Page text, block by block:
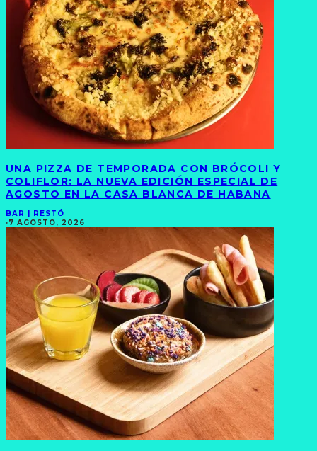
UNA PIZZA DE TEMPORADA CON BRÓCOLI Y
COLIFLOR: LA NUEVA EDICIÓN ESPECIAL DE
AGOSTO EN LA CASA BLANCA DE HABANA
BAR | RESTÓ
·7 AGOSTO, 2026